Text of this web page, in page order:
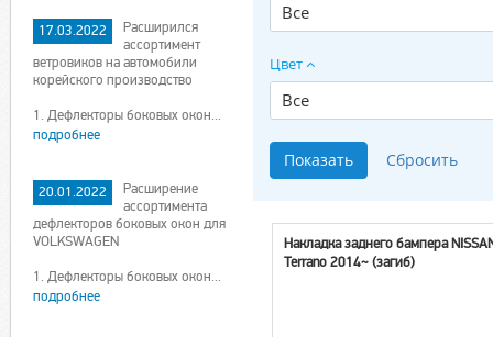
17.03.2022
Расширился
ассортимент
ветровиков на автомобили
корейского производство
1. Дефлекторы боковых окон...
подробнее
20.01.2022
Расширение
ассортимента
дефлекторов боковых окон для
VOLKSWAGEN
1. Дефлекторы боковых окон...
подробнее
Все
Цвет
Все
Накладка заднего бампера
Terrano 2014~ (загиб)